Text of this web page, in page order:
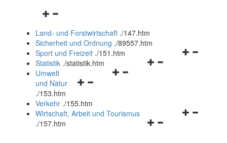
Navigationsmenü
und
schließen
Land- und Forstwirtschaft ./147.htm
Sicherheit und Ordnung ./89557.htm
Navigationsmenü
Sport und Freizeit ./151.htm
Navigationsmenü
Statistik ./statistik.htm
Navigationsmenü
und
schließen
Umwelt
und Natur
./153.htm
Verkehr ./155.htm
Navigationsmenü
Wirtschaft, Arbeit und Tourismus
./157.htm